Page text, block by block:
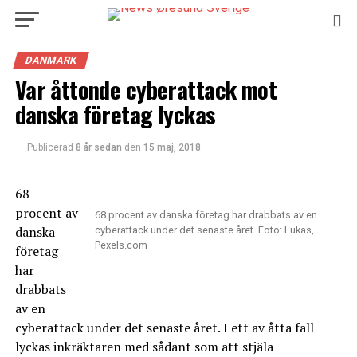
DANMARK
Var åttonde cyberattack mot
danska företag lyckas
Publicerad 8 år sedan den 15 maj, 2018
68 procent av danska företag har drabbats av en
cyberattack under det senaste året. Foto: Lukas,
Pexels.com
68
procent av
danska
företag
har
drabbats
av en
cyberattack under det senaste året. I ett av åtta fall
lyckas inkräktaren med sådant som att stjäla